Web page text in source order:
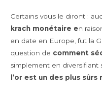
Certains vous le diront :
krach monétaire en
en date en Europe, fut la
question de comment
simplement en diversifiant
l’or est un des plus sûrs